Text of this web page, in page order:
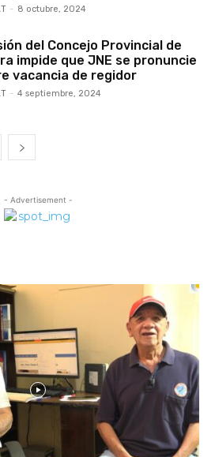
- 8 octubre, 2024
del Concejo Provincial de
impide que JNE se pronuncie
vacancia de regidor
- 4 septiembre, 2024
- Advertisement -